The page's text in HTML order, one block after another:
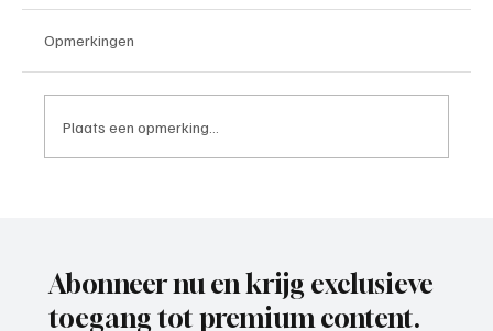
Opmerkingen
Plaats een opmerking...
Abonneer nu en krijg exclusieve
toegang tot premium content.